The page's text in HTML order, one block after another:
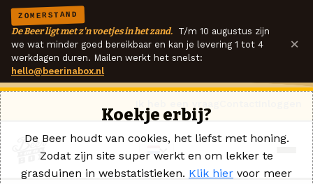
ZOMERSTAND
De Beer ligt met z'n voetjes in het zand. T/m 10 augustus zijn
we wat minder goed bereikbaar en kan je levering 1 tot 4
werkdagen duren. Mailen werkt het snelst:
hello@beerinabox.nl
×
Koekje erbij?
De Beer houdt van cookies, het liefst met honing.
Zodat zijn site super werkt en om lekker te
grasduinen in webstatistieken. Klik hier voor meer